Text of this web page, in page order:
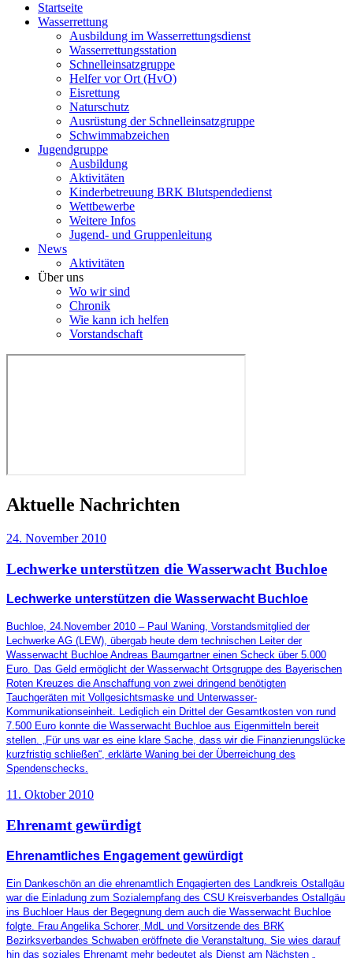
Startseite
Wasserrettung
Ausbildung im Wasserrettungsdienst
Wasserrettungsstation
Schnelleinsatzgruppe
Helfer vor Ort (HvO)
Eisrettung
Naturschutz
Ausrüstung der Schnelleinsatzgruppe
Schwimmabzeichen
Jugendgruppe
Ausbildung
Aktivitäten
Kinderbetreuung BRK Blutspendedienst
Wettbewerbe
Weitere Infos
Jugend- und Gruppenleitung
News
Aktivitäten
Über uns
Wo wir sind
Chronik
Wie kann ich helfen
Vorstandschaft
Aktuelle Nachrichten
24. November 2010
Lechwerke unterstützen die Wasserwacht Buchloe
Lechwerke unterstützen die Wasserwacht Buchloe
Buchloe, 24.November 2010 – Paul Waning, Vorstandsmitglied der
Lechwerke AG (LEW), übergab heute dem technischen Leiter der
Wasserwacht Buchloe Andreas Baumgartner einen Scheck über 5.000
Euro. Das Geld ermöglicht der Wasserwacht Ortsgruppe des Bayerischen
Roten Kreuzes die Anschaffung von zwei dringend benötigten
Tauchgeräten mit Vollgesichtsmaske und Unterwasser-
Kommunikationseinheit. Lediglich ein Drittel der Gesamtkosten von rund
7.500 Euro konnte die Wasserwacht Buchloe aus Eigenmitteln bereit
stellen. „Für uns war es eine klare Sache, dass wir die Finanzierungslücke
kurzfristig schließen“, erklärte Waning bei der Überreichung des
Spendenschecks.
11. Oktober 2010
Ehrenamt gewürdigt
Ehrenamtliches Engagement gewürdigt
Ein Dankeschön an die ehrenamtlich Engagierten des Landkreis Ostallgäu
war die Einladung zum Sozialempfang des CSU Kreisverbandes Ostallgäu
ins Buchloer Haus der Begegnung dem auch die Wasserwacht Buchloe
folgte. Frau Angelika Schorer, MdL und Vorsitzende des BRK
Bezirksverbandes Schwaben eröffnete die Veranstaltung. Sie wies darauf
hin das soziales Ehrenamt mehr bedeutet als Dienst am Nächsten „